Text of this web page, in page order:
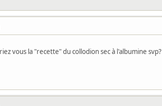
vous la "recette" du collodion sec à l'albumine svp?